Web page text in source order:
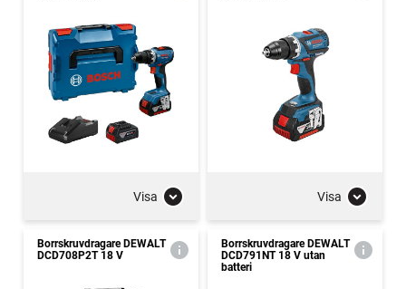
Visa Visa
Borrskruvdragare DEWALT
DCD708P2T 18 V
Borrskruvdragare DEWALT
DCD791NT 18 V utan
batteri